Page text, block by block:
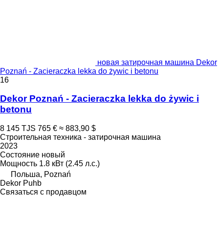
новая затирочная машина Dekor
Poznań - Zacieraczka lekka do żywic i betonu
16
Dekor Poznań - Zacieraczka lekka do żywic i
betonu
8 145 TJS 765 € ≈ 883,90 $
Строительная техника - затирочная машина
2023
Состояние новый
Мощность 1.8 кВт (2.45 л.с.)
Польша, Poznań
Dekor Puhb
Связаться с продавцом